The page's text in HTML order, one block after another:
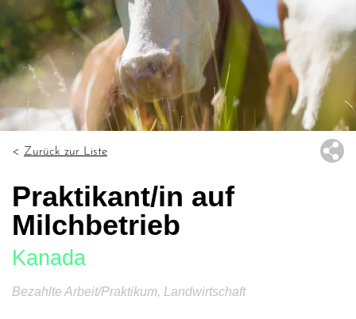
Zurück zur Liste
Praktikant/in auf
Milchbetrieb
Kanada
Bezahlte Arbeit/Praktikum, Landwirtschaft